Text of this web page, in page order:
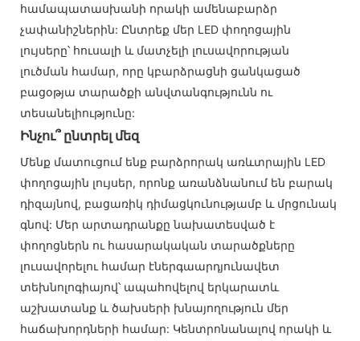
համապատասխանի որակի ամենաբարձր
չափանիշներին: Ընտրեք մեր LED փողոցային
լույսերը՝ հուսալի և մատչելի լուսավորության
լուծման համար, որը կբարձրացնի ցանկացած
բացօթյա տարածքի անվտանգությունն ու
տեսանելիությունը:
Ինչու՞ ընտրել մեզ
Մենք մատուցում ենք բարձրորակ առևտրային LED
փողոցային լույսեր, որոնք առանձնանում են բարակ
դիզայնով, բացառիկ դիմացկունությամբ և մրցունակ
գնով: Մեր արտադրանքը նախատեսված է
փողոցներն ու հասարակական տարածքները
լուսավորելու համար էներգաարդյունավետ
տեխնոլոգիայով՝ ապահովելով երկարատև
աշխատանք և ծախսերի խնայողություն մեր
հաճախորդների համար: Կենտրոնանալով որակի և